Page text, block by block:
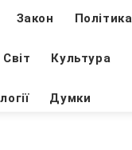
Закон Політика
Світ Культура
Думки